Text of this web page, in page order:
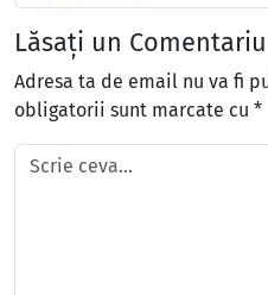
Lăsați un Comentariu
Adresa ta de email nu va fi
obligatorii sunt marcate cu *